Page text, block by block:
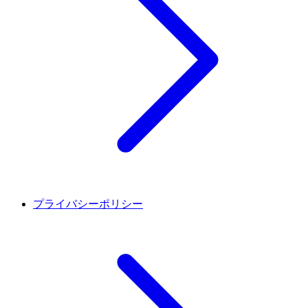
プライバシーポリシー